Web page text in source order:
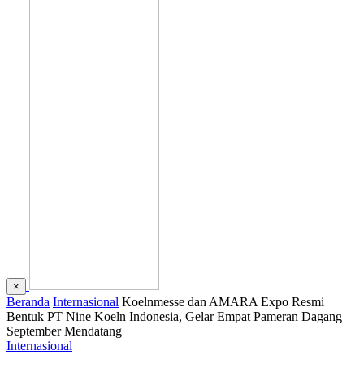
×
Beranda Internasional Koelnmesse dan AMARA Expo Resmi
Bentuk PT Nine Koeln Indonesia, Gelar Empat Pameran Dagang
September Mendatang
Internasional